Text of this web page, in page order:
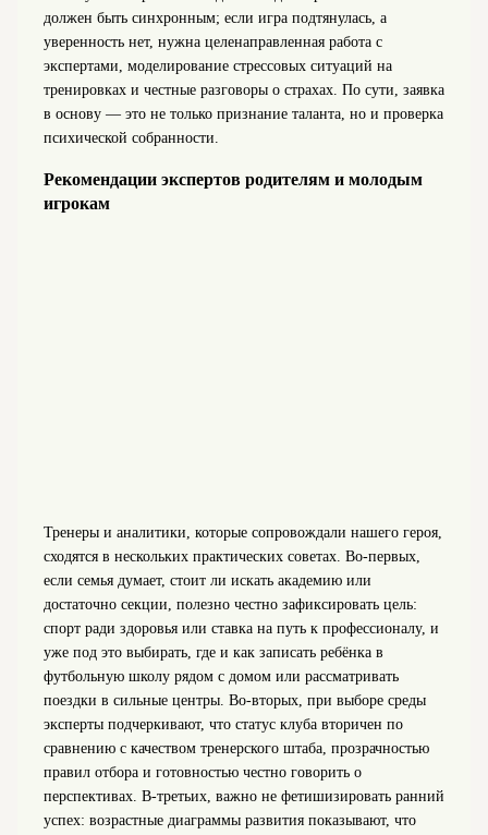
должен быть синхронным; если игра подтянулась, а
уверенность нет, нужна целенаправленная работа с
экспертами, моделирование стрессовых ситуаций на
тренировках и честные разговоры о страхах. По сути, заявка
в основу — это не только признание таланта, но и проверка
психической собранности.
Рекомендации экспертов родителям и молодым
игрокам
Тренеры и аналитики, которые сопровождали нашего героя,
сходятся в нескольких практических советах. Во‑первых,
если семья думает, стоит ли искать академию или
достаточно секции, полезно честно зафиксировать цель:
спорт ради здоровья или ставка на путь к профессионалу, и
уже под это выбирать, где и как записать ребёнка в
футбольную школу рядом с домом или рассматривать
поездки в сильные центры. Во‑вторых, при выборе среды
эксперты подчеркивают, что статус клуба вторичен по
сравнению с качеством тренерского штаба, прозрачностью
правил отбора и готовностью честно говорить о
перспективах. В‑третьих, важно не фетишизировать ранний
успех: возрастные диаграммы развития показывают, что